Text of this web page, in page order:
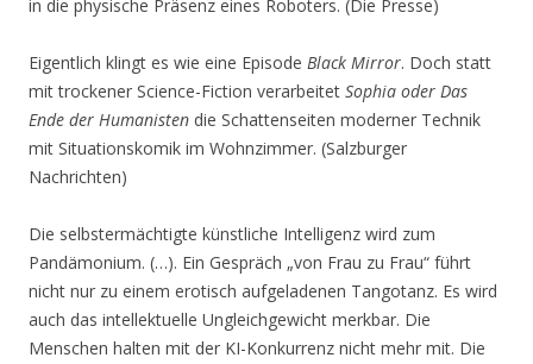
in die physische Präsenz eines Roboters. (Die Presse)
Eigentlich klingt es wie eine Episode Black Mirror. Doch statt
mit trockener Science-Fiction verarbeitet Sophia oder Das
Ende der Humanisten die Schattenseiten moderner Technik
mit Situationskomik im Wohnzimmer. (Salzburger
Nachrichten)
Die selbstermächtigte künstliche Intelligenz wird zum
Pandämonium. (…). Ein Gespräch „von Frau zu Frau“ führt
nicht nur zu einem erotisch aufgeladenen Tangotanz. Es wird
auch das intellektuelle Ungleichgewicht merkbar. Die
Menschen halten mit der KI-Konkurrenz nicht mehr mit. Die